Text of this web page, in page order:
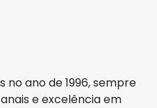
ano de 1996, sempre
e excelência em